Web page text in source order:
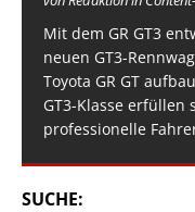
Mit dem GR GT3
neuen GT3-
Toyota GR GT
GT3-Klasse erfüllen
professionelle
SUCHE: